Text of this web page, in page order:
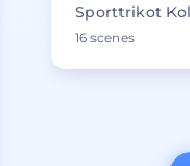
Sporttrikot
16 scenes